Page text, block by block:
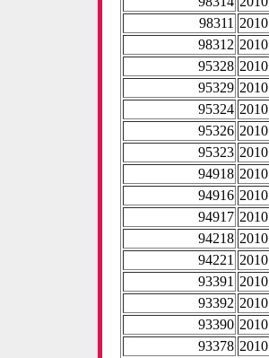
98311 2010
98312 2010
95328 2010
95329 2010
95324 2010
95326 2010
95323 2010
94918 2010
94916 2010
94917 2010
94218 2010
94221 2010
93391 2010
93392 2010
93390 2010
93378 2010